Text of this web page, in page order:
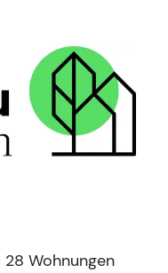
Wohnungen